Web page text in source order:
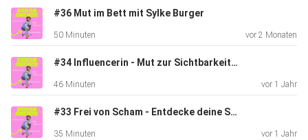
Unterwerfung
sehnt?
Welche Menschen suchen Lady Jennifer auf?
#36 Mut im Bett mit Sylke Burger
50 Minuten vor 2 Monaten
#34 Influencerin - Mut zur Sichtbarkeit mit Vivien Westwood
46 Minuten vor 1 Jahr
#33 Frei von Scham - Entdecke deine Sexualität mit Tatjana & Sabine
35 Minuten vor 1 Jahr